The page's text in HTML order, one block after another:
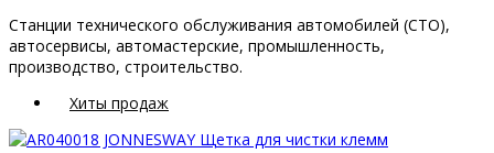
Станции технического обслуживания автомобилей (СТО),
автосервисы, автомастерские, промышленность,
производство, строительство.
Хиты продаж